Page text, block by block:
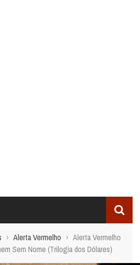
› Alerta Vermelho › Alerta Vermelho
Sem Nome (Trilogia dos Dólares)